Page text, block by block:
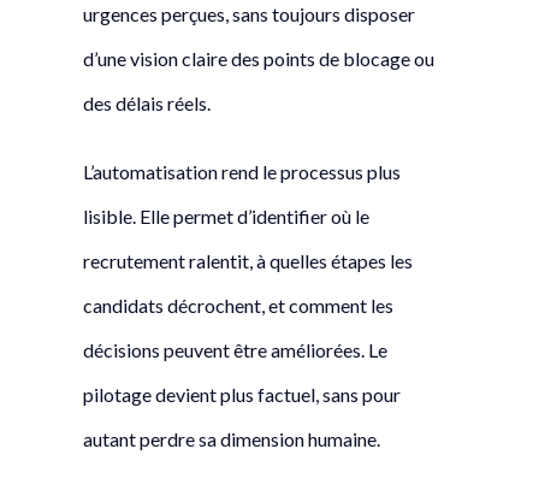
urgences perçues, sans toujours disposer
d’une vision claire des points de blocage ou
des délais réels.
L’automatisation rend le processus plus
lisible. Elle permet d’identifier où le
recrutement ralentit, à quelles étapes les
candidats décrochent, et comment les
décisions peuvent être améliorées. Le
pilotage devient plus factuel, sans pour
autant perdre sa dimension humaine.